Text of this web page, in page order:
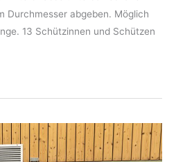
Durchmesser abgeben. Möglich
13 Schützinnen und Schützen